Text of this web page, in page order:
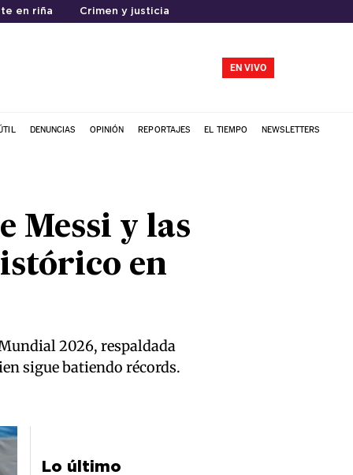
en riña Crimen y justicia
EN VIVO
DENUNCIAS OPINIÓN REPORTAJES EL TIEMPO NEWSLETTERS
Messi y las
en
2026, respaldada
sigue batiendo récords.
Lo último